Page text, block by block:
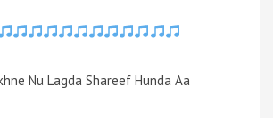
Nu Lagda Shareef Hunda Aa